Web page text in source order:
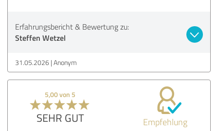
Erfahrungsbericht & Bewertung zu:
Steffen Wetzel
31.05.2026 Anonym
5,00 von 5
SEHR GUT Empfehlung